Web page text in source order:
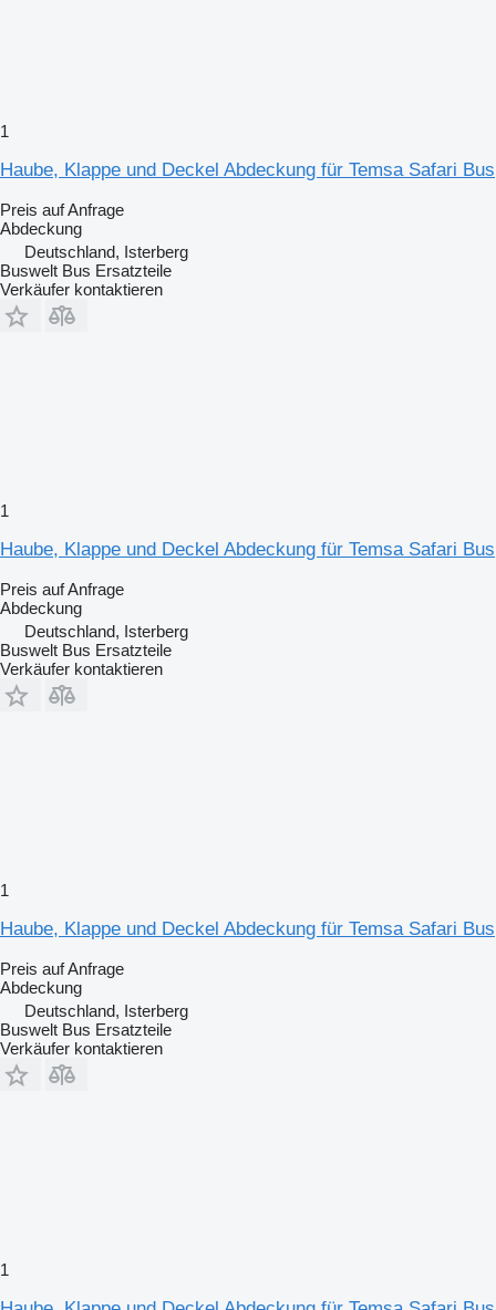
1
Haube, Klappe und Deckel Abdeckung für Temsa Safari Bus
Preis auf Anfrage
Abdeckung
Deutschland, Isterberg
Buswelt Bus Ersatzteile
Verkäufer kontaktieren
1
Haube, Klappe und Deckel Abdeckung für Temsa Safari Bus
Preis auf Anfrage
Abdeckung
Deutschland, Isterberg
Buswelt Bus Ersatzteile
Verkäufer kontaktieren
1
Haube, Klappe und Deckel Abdeckung für Temsa Safari Bus
Preis auf Anfrage
Abdeckung
Deutschland, Isterberg
Buswelt Bus Ersatzteile
Verkäufer kontaktieren
1